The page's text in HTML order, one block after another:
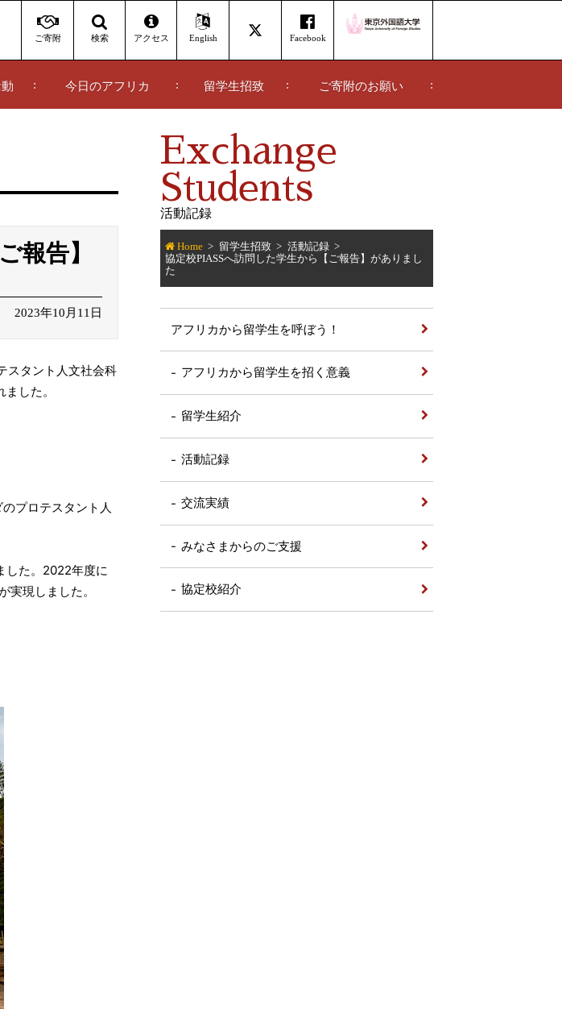
ご寄附 検索 アクセス English Facebook
今日のアフリカ 留学生招致 ご寄附のお願い
Exchange
Students
活動記録
Home 留学生招致
活動記録
協定校PIASSへ訪問した学生から【ご報告】がありまし
た
アフリカから留学生を呼ぼう！
アフリカから留学生を招く意義
留学生紹介
活動記録
交流実績
みなさまからのご支援
協定校紹介
報告】
2023年10月11日
スタント人文社会科
した。
プロテスタント人
した。2022年度に
実現しました。